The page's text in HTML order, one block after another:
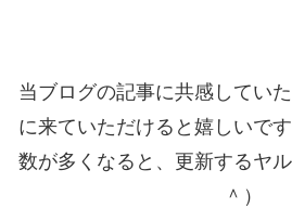
当ブログの記事に共感してい
に来ていただけると嬉しいで
数が多くなると、更新するヤ
＾）